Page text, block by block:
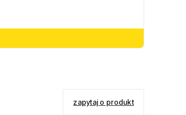
zapytaj o produkt